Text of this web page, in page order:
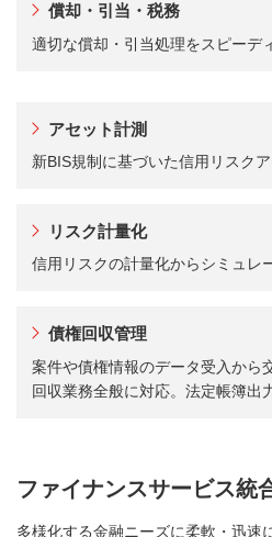
償却・引当・税務
適切な償却・引当処理をスピーデ
アセット計測
新BIS規制に基づいた信用リスク
リスク計量化
信用リスクの計量化からシミュレ
債権回収管理
案件や債権情報のデータ受入から
回収業務全般に対応。法定帳簿出
ファイナンスサービス統
多様化する金融ニーズに柔軟・迅速